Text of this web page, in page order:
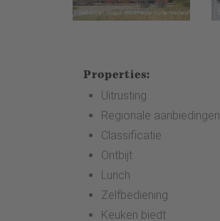
Properties:
Uitrusting
Regionale aanbiedingen
Classificatie
Ontbijt
Lunch
Zelfbediening
Keuken biedt